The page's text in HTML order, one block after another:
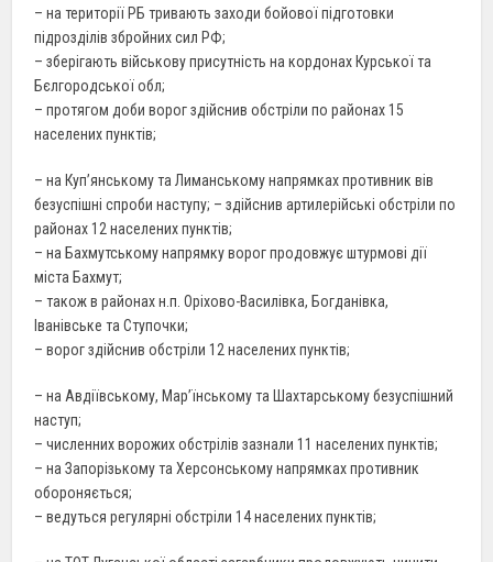
– на території РБ тривають заходи бойової підготовки
підрозділів збройних сил РФ;
– зберігають військову присутність на кордонах Курської та
Бєлгородської обл;
– протягом доби ворог здійснив обстріли по районах 15
населених пунктів;
– на Куп’янському та Лиманському напрямках противник вів
безуспішні спроби наступу; – здійснив артилерійські обстріли по
районах 12 населених пунктів;
– на Бахмутському напрямку ворог продовжує штурмові дії
міста Бахмут;
– також в районах н.п. Оріхово-Василівка, Богданівка,
Іванівське та Ступочки;
– ворог здійснив обстріли 12 населених пунктів;
– на Авдіївському, Мар’їнському та Шахтарському безуспішний
наступ;
– численних ворожих обстрілів зазнали 11 населених пунктів;
– на Запорізькому та Херсонському напрямках противник
обороняється;
– ведуться регулярні обстріли 14 населених пунктів;